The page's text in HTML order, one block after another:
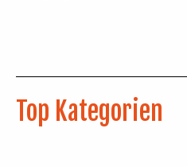
Top Kategorien